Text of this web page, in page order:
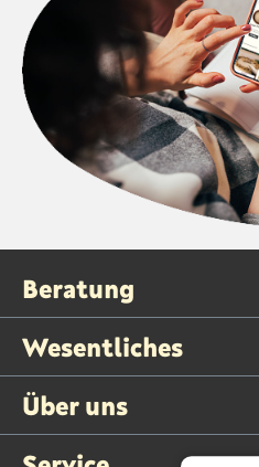
Beratung
Wesentliches
Über uns